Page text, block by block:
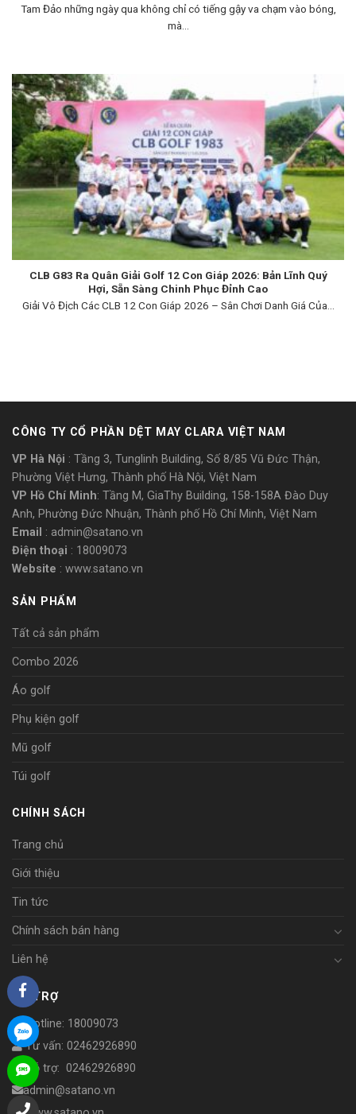
Tam Đảo những ngày qua không chỉ có tiếng gậy va chạm vào bóng,
mà...
CLB G83 Ra Quân Giải Golf 12 Con Giáp 2026: Bản Lĩnh Quý
Hợi, Sẵn Sàng Chinh Phục Đỉnh Cao
Giải Vô Địch Các CLB 12 Con Giáp 2026 – Sân Chơi Danh Giá Của...
CÔNG TY CỔ PHẦN DỆT MAY CLARA VIỆT NAM
VP Hà Nội : Tầng 3, Tunglinh Building, Số 8/85 Vũ Đức Thận,
Phường Việt Hưng, Thành phố Hà Nội, Việt Nam
VP Hồ Chí Minh: Tầng M, GiaThy Building, 158-158A Đào Duy
Anh, Phường Đức Nhuận, Thành phố Hồ Chí Minh, Việt Nam
Email : admin@satano.vn
Điện thoại : 18009073
Website : www.satano.vn
SẢN PHẨM
Tất cả sản phẩm
Combo 2026
Áo golf
Phụ kiện golf
Mũ golf
Túi golf
CHÍNH SÁCH
Trang chủ
Giới thiệu
Tin tức
Chính sách bán hàng
Liên hệ
HỖ TRỢ
Hotline: 18009073
Tư vấn: 02462926890
Hỗ trợ: 02462926890
admin@satano.vn